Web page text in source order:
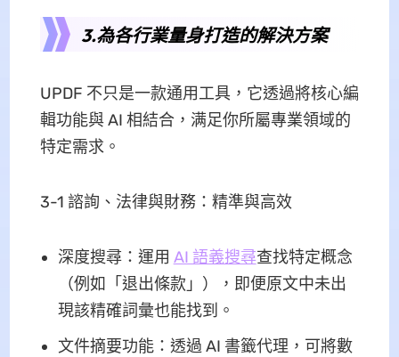
3.為各行業量身打造的解決方案
UPDF 不只是一款通用工具，它透過將核心編
輯功能與 AI 相結合，满足你所屬專業領域的
特定需求。
3-1 諮詢、法律與財務：精準與高效
深度搜尋：運用 AI 語義搜尋查找特定概念
（例如「退出條款」），即便原文中未出
現該精確詞彙也能找到。
文件摘要功能：透過 AI 書籤代理，可將數